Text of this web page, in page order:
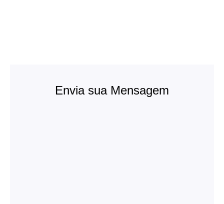
Envia sua Mensagem